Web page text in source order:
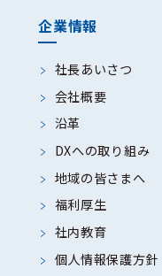
企業情報
社長あいさつ
会社概要
沿革
DXへの取り組み
地域の皆さまへ
福利厚生
社内教育
個人情報保護方針